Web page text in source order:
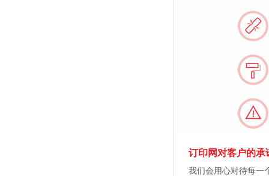
订印网对客户的承
我们会用心对待每一